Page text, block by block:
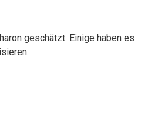
geschätzt. Einige haben es